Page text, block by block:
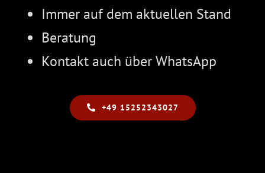
Immer auf dem aktuellen Stand
Beratung
Kontakt auch über WhatsApp
+49 15252343027